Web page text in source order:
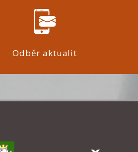
Odběr aktualit